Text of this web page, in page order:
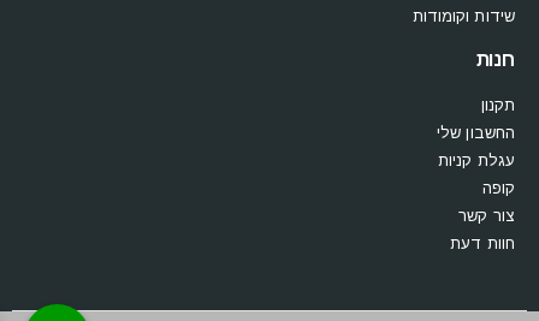
שידות וקומודות
חנות
תקנון
החשבון שלי
עגלת קניות
קופה
צור קשר
חוות דעת